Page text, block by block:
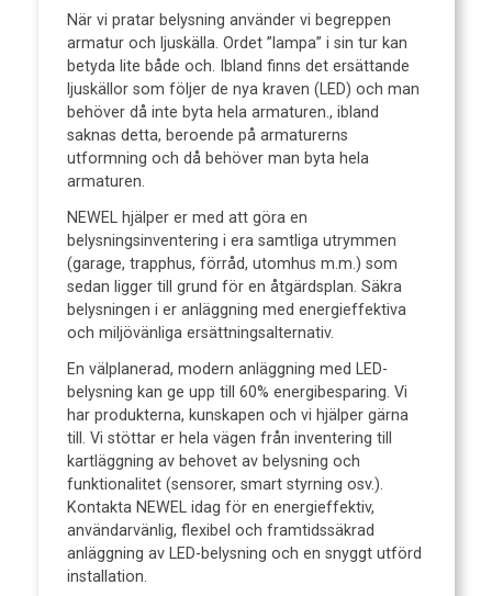
När vi pratar belysning använder vi begreppen
armatur och ljuskälla. Ordet ”lampa” i sin tur kan
betyda lite både och. Ibland finns det ersättande
ljuskällor som följer de nya kraven (LED) och man
behöver då inte byta hela armaturen., ibland
saknas detta, beroende på armaturerns
utformning och då behöver man byta hela
armaturen.
NEWEL hjälper er med att göra en
belysningsinventering i era samtliga utrymmen
(garage, trapphus, förråd, utomhus m.m.) som
sedan ligger till grund för en åtgärdsplan. ⁠Säkra
belysningen i er anläggning med energieffektiva
och miljövänliga ersättningsalternativ.
En välplanerad, modern anläggning med LED-
belysning kan ge upp till 60% energibesparing. Vi
har produkterna, kunskapen och vi hjälper gärna
till. Vi stöttar er hela vägen från inventering till
kartläggning av behovet av belysning och
funktionalitet (sensorer, smart styrning osv.).
Kontakta NEWEL idag för en energieffektiv,
användarvänlig, flexibel och framtidssäkrad
anläggning av LED-belysning och en snyggt utförd
installation.